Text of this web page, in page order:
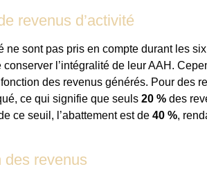
revenus d’activité
ne sont pas pris en compte durant les
l’intégralité de leur AAH.
des revenus générés. Pour des
ce qui signifie que seuls 20 % des
ce seuil, l’abattement est de 40 %,
des revenus